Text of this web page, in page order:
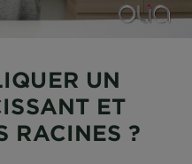
UN
ET
RACINES ?